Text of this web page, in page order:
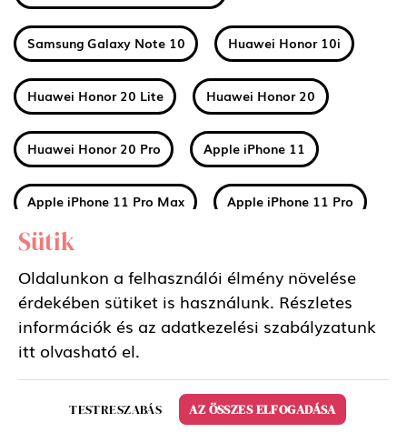
Samsung Galaxy Note 10 Huawei Honor 10i
Huawei Honor 20 Lite Huawei Honor 20
Huawei Honor 20 Pro Apple iPhone 11
Apple iPhone 11 Pro Max Apple iPhone 11 Pro
Huawei Mate 30
Nokia 2 2019 (2.2) Nokia 3 2019 (3.2)
Nokia 4 2019 (4.2)
Samsung Galaxy Tab S6 10.5 LTE
Sütik
Oldalunkon a felhasználói élmény növelése
érdekében sütiket is használunk. Részletes
információk és az adatkezelési szabályzatunk
itt olvasható el.
TESTRESZABÁS AZ ÖSSZES ELFOGADÁSA